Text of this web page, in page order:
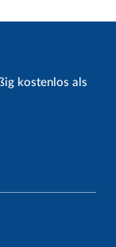
kostenlos als